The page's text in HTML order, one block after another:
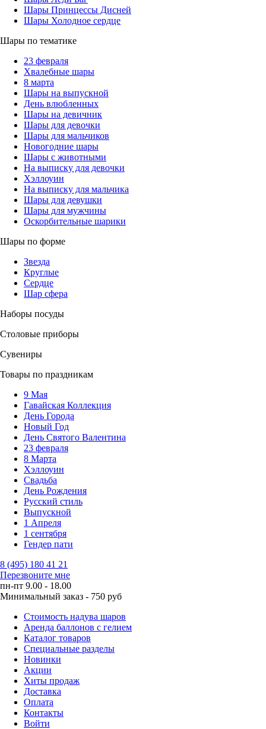
Шары Принцессы Дисней
Шары Холодное сердце
Шары по тематике
23 февраля
Хвалебные шары
8 марта
Шары на выпускной
День влюбленных
Шары на девичник
Шары для девочки
Шары для мальчиков
Новогодние шары
Шары с животными
На выписку для девочки
Хэллоуин
На выписку для мальчика
Шары для девушки
Шары для мужчины
Оскорбительные шарики
Шары по форме
Звезда
Круглые
Сердце
Шар сфера
Наборы посуды
Столовые приборы
Сувениры
Товары по праздникам
9 Мая
Гавайская Коллекция
День Города
Новый Год
День Святого Валентина
23 февраля
8 Марта
Хэллоуин
Свадьба
День Рождения
Русский стиль
Выпускной
1 Апреля
1 сентября
Гендер пати
8 (495) 180 41 21
Перезвоните мне
пн-пт 9.00 - 18.00
Минимальный заказ - 750 руб
Стоимость надува шаров
Аренда баллонов с гелием
Каталог товаров
Специальные разделы
Новинки
Акции
Хиты продаж
Доставка
Оплата
Контакты
Войти